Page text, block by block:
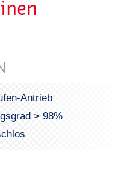
Antrieb
> 98%